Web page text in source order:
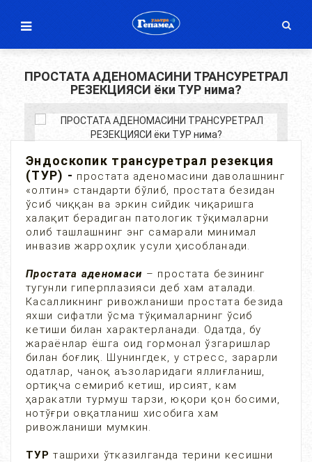
ПРОСТАТА АДЕНОМАСИНИ ТРАНСУРЕТРАЛ
РЕЗЕКЦИЯСИ ёки ТУР нима?
Эндоскопик трансуретрал резекция
(ТУР) - простата аденомасини даволашнинг
«олтин» стандарти бўлиб, простата безидан
ўсиб чиққан ва эркин сийдик чиқаришга
халақит берадиган патологик тўқималарни
олиб ташлашнинг энг самарали минимал
инвазив жарроҳлик усули ҳисобланади.
Простата аденомаси – простата безининг
тугунли гиперплазияси деб хам аталади.
Касалликнинг ривожланиши простата безида
яхши сифатли ўсма тўқималарнинг ўсиб
кетиши билан характерланади. Одатда, бу
жараёнлар ёшга оид гормонал ўзгаришлар
билан боғлиқ. Шунингдек, у стресс, зарарли
одатлар, чаноқ аъзоларидаги яллиғланиш,
ортиқча семириб кетиш, ирсият, кам
ҳаракатли турмуш тарзи, юқори қон босими,
нотўғри овқатланиш хисобига хам
ривожланиши мумкин.
ТУР ташрихи ўтказилганда терини кесишни